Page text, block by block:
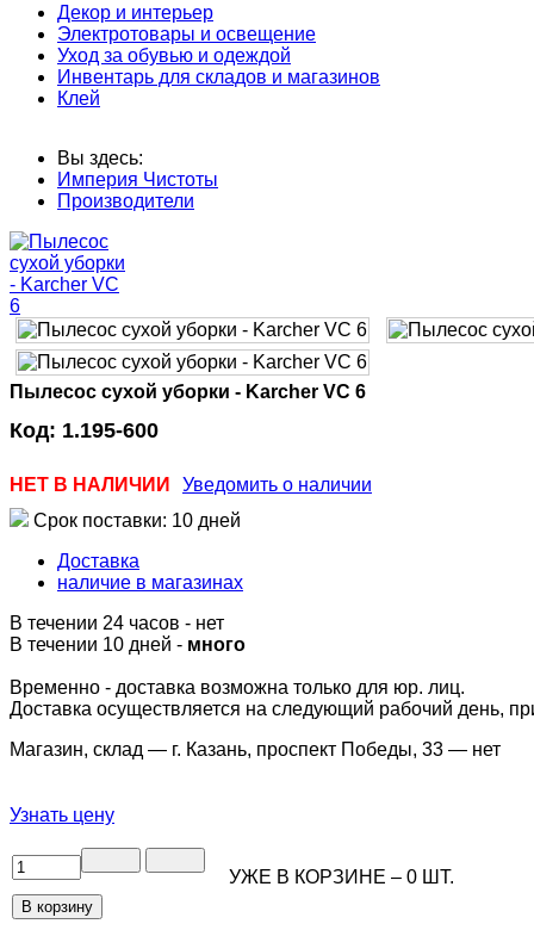
Декор и интерьер
Электротовары и освещение
Уход за обувью и одеждой
Инвентарь для складов и магазинов
Клей
Вы здесь:
Империя Чистоты
Производители
Пылесос сухой уборки - Karcher VC 6
Код: 1.195-600
НЕТ В НАЛИЧИИ
Уведомить о наличии
Срок поставки: 10 дней
Доставка
наличие в магазинах
В течении 24 часов - нет
В течении 10 дней - много
Временно - доставка возможна только для юр. лиц.
Доставка осуществляется на следующий рабочий день,
Магазин, склад — г. Казань, проспект Победы, 33 — нет
Узнать цену
УЖЕ В КОРЗИНЕ – 0 ШТ.